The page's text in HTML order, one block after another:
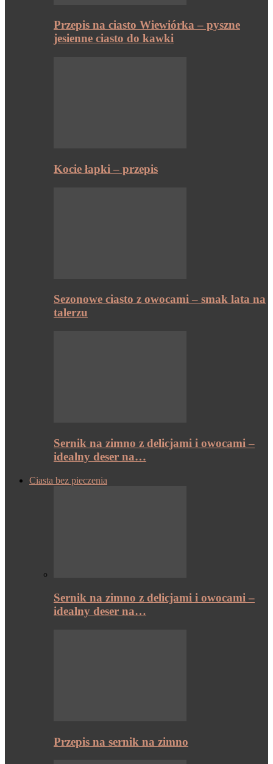
Przepis na ciasto Wiewiórka – pyszne
jesienne ciasto do kawki
Kocie łapki – przepis
Sezonowe ciasto z owocami – smak lata na
talerzu
Sernik na zimno z delicjami i owocami –
idealny deser na…
Ciasta bez pieczenia
Sernik na zimno z delicjami i owocami –
idealny deser na…
Przepis na sernik na zimno